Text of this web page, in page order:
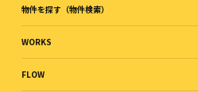
物件を探す（物件検索）
WORKS
FLOW